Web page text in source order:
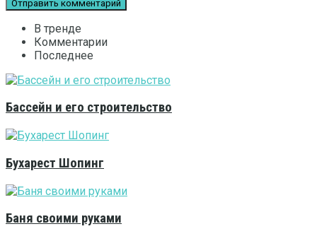
В тренде
Комментарии
Последнее
Бассейн и его строительство
Бухарест Шопинг
Баня своими руками